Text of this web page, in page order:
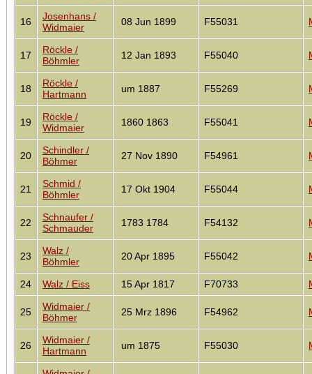
16
Josenhans /
Widmaier
08 Jun 1899 F55031
17
Röckle /
Böhmler
12 Jan 1893 F55040
18
Röckle /
Hartmann
um 1887 F55269
19
Röckle /
Widmaier
1860 1863 F55041
20
Schindler /
Böhmer
27 Nov 1890 F54961
21
Schmid /
Böhmler
17 Okt 1904 F55044
22
Schnaufer /
Schmauder
1783 1784 F54132
23
Walz /
Böhmler
20 Apr 1895 F55042
24 Walz / Eiss 15 Apr 1817 F70733
25
Widmaier /
Böhmer
25 Mrz 1896 F54962
26
Widmaier /
Hartmann
um 1875 F55030